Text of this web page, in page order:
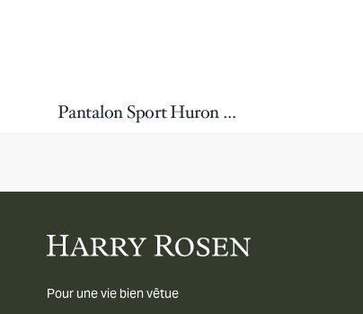
Pantalon Sport Huron En Jersey De Coton
Pour une vie bien vêtue